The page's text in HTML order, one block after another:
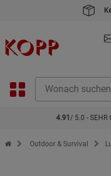
4.91 / 5.0 - SEHR
Zur Startseite des Kopp Verlag
Outdoor & Survival